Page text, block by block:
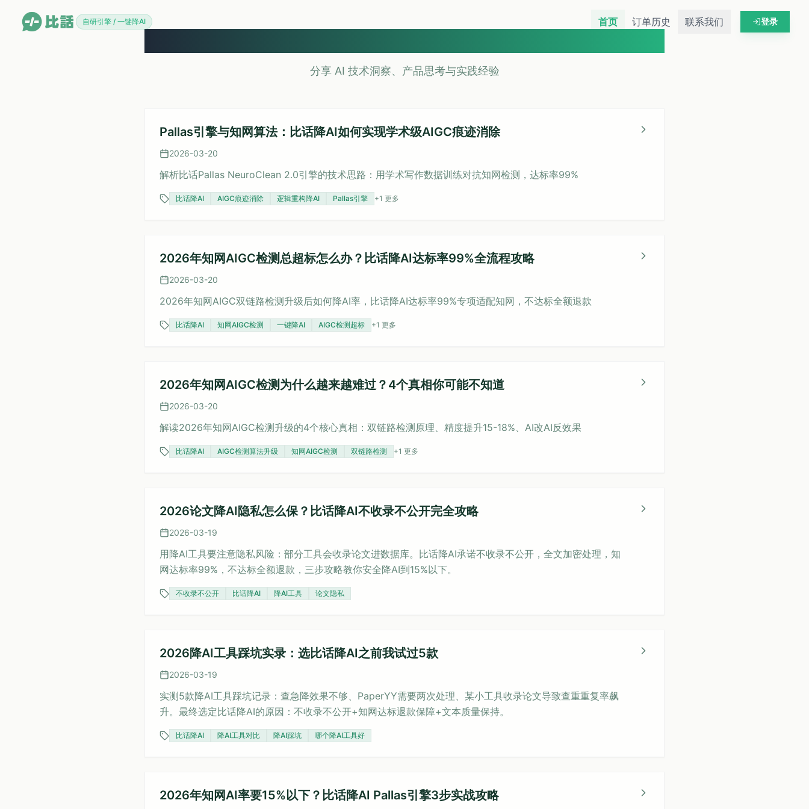
自研引擎 / 一键降AI 首页 订单历史 联系我们 登录
分享 AI 技术洞察、产品思考与实践经验
Pallas引擎与知网算法：比话降AI如何实现学术级AIGC痕迹消除
2026-03-20
解析比话Pallas NeuroClean 2.0引擎的技术思路：用学术写作数据训练对抗知网检测，达标率99%
比话降AI AIGC痕迹消除 逻辑重构降AI Pallas引擎 +1 更多
2026年知网AIGC检测总超标怎么办？比话降AI达标率99%全流程攻略
2026-03-20
2026年知网AIGC双链路检测升级后如何降AI率，比话降AI达标率99%专项适配知网，不达标全额退款
比话降AI 知网AIGC检测 一键降AI AIGC检测超标 +1 更多
2026年知网AIGC检测为什么越来越难过？4个真相你可能不知道
2026-03-20
解读2026年知网AIGC检测升级的4个核心真相：双链路检测原理、精度提升15-18%、AI改AI反效果
比话降AI AIGC检测算法升级 知网AIGC检测 双链路检测 +1 更多
2026论文降AI隐私怎么保？比话降AI不收录不公开完全攻略
2026-03-19
用降AI工具要注意隐私风险：部分工具会收录论文进数据库。比话降AI承诺不收录不公开，全文加密处理，知
网达标率99%，不达标全额退款，三步攻略教你安全降AI到15%以下。
不收录不公开 比话降AI 降AI工具 论文隐私
2026降AI工具踩坑实录：选比话降AI之前我试过5款
2026-03-19
实测5款降AI工具踩坑记录：查急降效果不够、PaperYY需要两次处理、某小工具收录论文导致查重重复率飙
升。最终选定比话降AI的原因：不收录不公开+知网达标退款保障+文本质量保持。
比话降AI 降AI工具对比 降AI踩坑 哪个降AI工具好
2026年知网AI率要15%以下？比话降AI Pallas引擎3步实战攻略